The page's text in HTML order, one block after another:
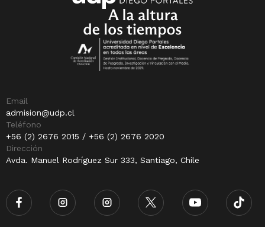
Email
admision@udp.cl
Teléfono
+56 (2) 2676 2015 / +56 (2) 2676 2020
Dirección
Avda. Manuel Rodríguez Sur 333, Santiago, Chile